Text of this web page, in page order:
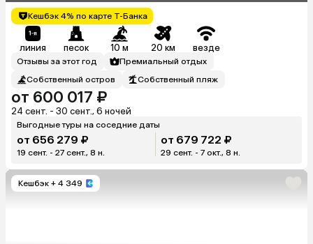
Кешбэк 4% по карте Т-Банка
линия песок 10 м 20 км везде
Отзывы за этот год
Премиальный отдых
Собственный остров
Собственный пляж
от 600 017 ₽
24 сент. - 30 сент., 6 ночей
Выгодные туры на соседние даты
от 656 279 ₽
19 сент. - 27 сент., 8 н.
от 679 722 ₽
29 сент. - 7 окт., 8 н.
Кешбэк + 4 349